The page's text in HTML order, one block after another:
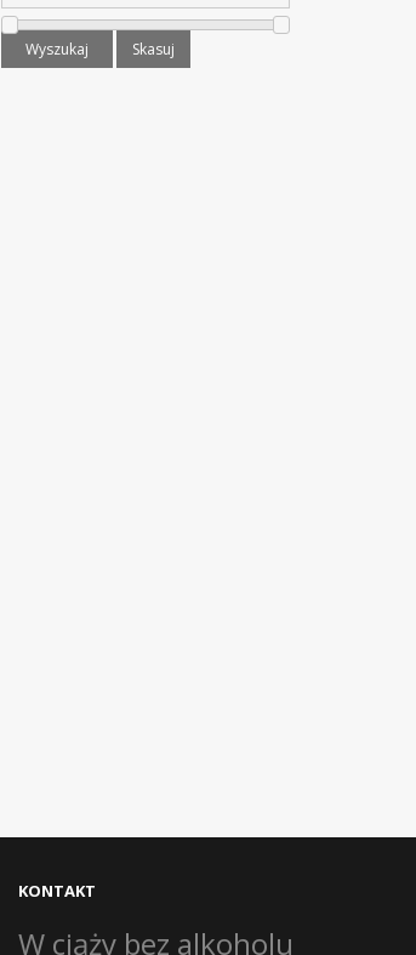
Wyszukaj Skasuj
KONTAKT
W ciąży bez alkoholu